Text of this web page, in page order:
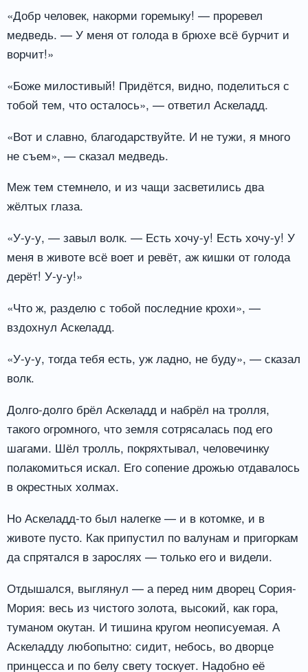
«Добр человек, накорми горемыку! — проревел
медведь. — У меня от голода в брюхе всё бурчит и
ворчит!»
«Боже милостивый! Придётся, видно, поделиться с
тобой тем, что осталось», — ответил Аскеладд.
«Вот и славно, благодарствуйте. И не тужи, я много
не съем», — сказал медведь.
Меж тем стемнело, и из чащи засветились два
жёлтых глаза.
«У-у-у, — завыл волк. — Есть хочу-у! Есть хочу-у! У
меня в животе всё воет и ревёт, аж кишки от голода
дерёт! У-у-у!»
«Что ж, разделю с тобой последние крохи», —
вздохнул Аскеладд.
«У-у-у, тогда тебя есть, уж ладно, не буду», — сказал
волк.
Долго-долго брёл Аскеладд и набрёл на тролля,
такого огромного, что земля сотрясалась под его
шагами. Шёл тролль, покряхтывал, человечинку
полакомиться искал. Его сопение дрожью отдавалось
в окрестных холмах.
Но Аскеладд-то был налегке — и в котомке, и в
животе пусто. Как припустил по валунам и пригоркам
да спрятался в зарослях — только его и видели.
Отдышался, выглянул — а перед ним дворец Сория-
Мория: весь из чистого золота, высокий, как гора,
туманом окутан. И тишина кругом неописуемая. А
Аскеладду любопытно: сидит, небось, во дворце
принцесса и по белу свету тоскует. Надобно её